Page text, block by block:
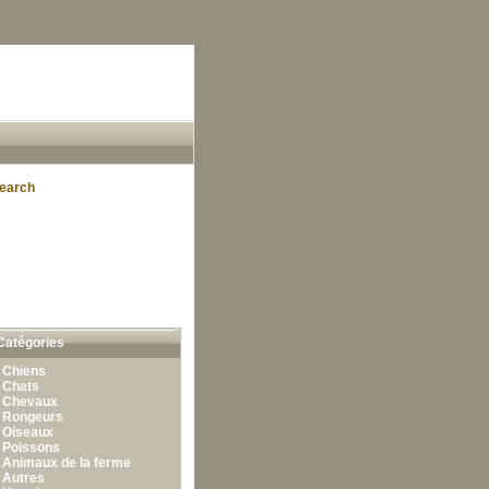
Chiens
Chats
Chevaux
Rongeurs
Oiseaux
Poissons
Animaux de la ferme
Autres